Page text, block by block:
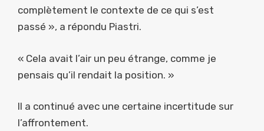
complètement le contexte de ce qui s’est
passé », a répondu Piastri.
« Cela avait l’air un peu étrange, comme je
pensais qu’il rendait la position. »
Il a continué avec une certaine incertitude sur
l’affrontement.